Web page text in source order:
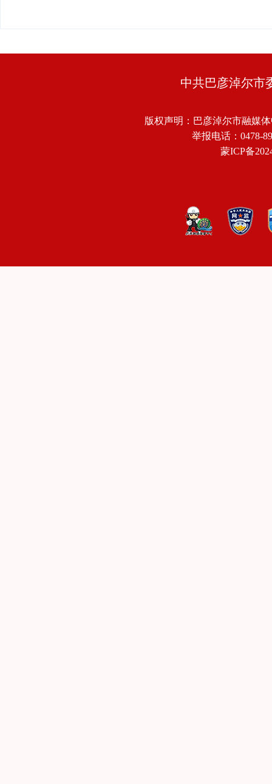
中共巴彦淖尔市
版权声明：巴彦淖尔市融媒
举报电话：0478-
蒙ICP备